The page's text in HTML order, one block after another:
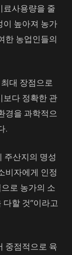
료사용량을 줄
이 높아져 농가
한 농업인들의
대 장점으로
보다 정확한 관
경을 과학적으
.
주산지의 명성
비자에게 인정
로 농가의 소
할 것”이라고
중점적으로 육